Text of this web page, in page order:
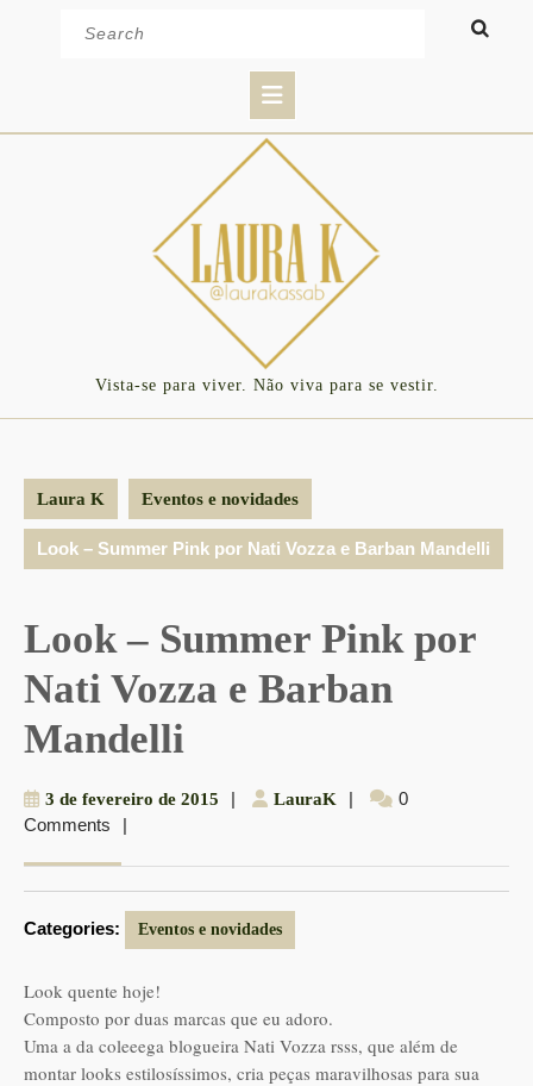
Button
Vista-se para viver. Não viva para se vestir.
Laura K Eventos e novidades
Look – Summer Pink por Nati Vozza e Barban Mandelli
Look – Summer Pink por
Nati Vozza e Barban
Mandelli
3 de fevereiro de 2015 | LauraK LauraK
|
0
Comments
|
Categories: Eventos e novidades
Look quente hoje!
Composto por duas marcas que eu adoro.
Uma a da coleeega blogueira Nati Vozza rsss, que além de
montar looks estilosíssimos, cria peças maravilhosas para sua